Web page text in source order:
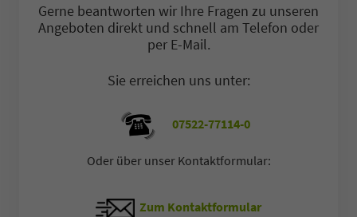
Gerne beantworten wir Ihre Fragen zu unseren
Angeboten direkt und schnell am Telefon oder
per E-Mail.
Sie erreichen uns unter:
07522-77114-0
Oder über unser Kontaktformular:
Zum Kontaktformular